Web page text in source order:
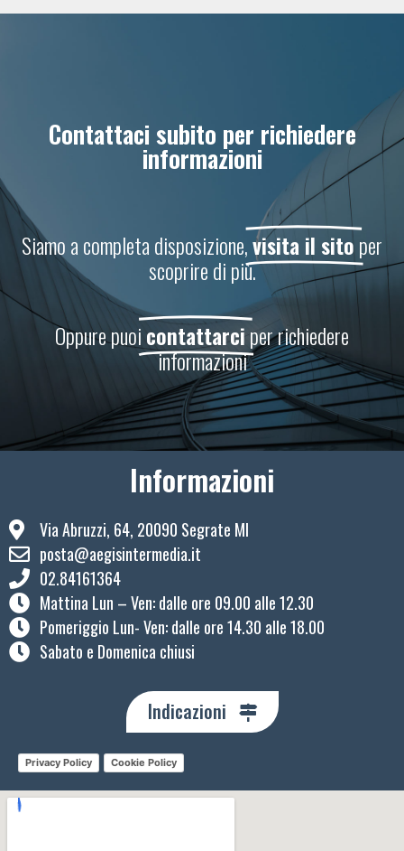
Contattaci subito per richiedere
informazioni
Siamo a completa disposizione,visita il sitoper
scoprire di più.
Oppure puoicontattarciper richiedere
informazioni
Informazioni
Via Abruzzi, 64, 20090 Segrate MI
posta@aegisintermedia.it
02.84161364
Mattina Lun – Ven: ​dalle ore 09.00 alle 12.30
Pomeriggio Lun- Ven: dalle ore 14.30 alle 18.00
Sabato e Domenica chiusi
Indicazioni
Privacy Policy Cookie Policy